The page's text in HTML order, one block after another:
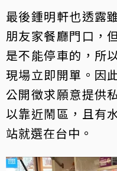
最後鍾明軒也透露
朋友家餐廳門口，
是不能停車的，所
現場立即開單。因
公開徵求願意提供
以靠近鬧區，且有
站就選在台中。